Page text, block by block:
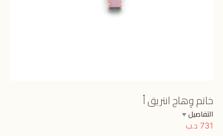
خاتم وِهاج انتريق أ
التفاصيل
731 د.ب